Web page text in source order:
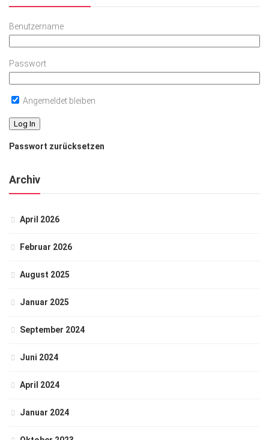
Benutzername
Passwort
Angemeldet bleiben
Passwort zurücksetzen
Archiv
April 2026
Februar 2026
August 2025
Januar 2025
September 2024
Juni 2024
April 2024
Januar 2024